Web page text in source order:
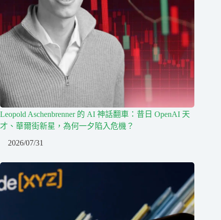
Leopold Aschenbrenner 的 AI 神話翻車：昔日 OpenAI 天
才、華爾街新星，為何一夕陷入危機？
2026/07/31